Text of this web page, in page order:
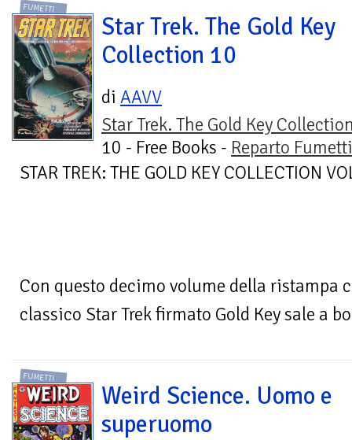
FUMETTI
Star Trek. The Gold Key
Collection 10
di AAVV
Star Trek. The Gold Key
10 - Free Books - Reparto Fumetti
STAR TREK: THE GOLD KEY COLLECTION
Con questo decimo volume della ristampa
classico Star Trek firmato Gold Key sale a
FUMETTI
Weird Science. Uomo e
superuomo